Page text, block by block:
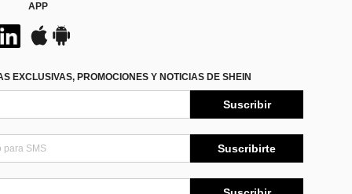
APP
EXCLUSIVAS, PROMOCIONES Y NOTICIAS DE SHEIN
Suscribir
Suscribirte